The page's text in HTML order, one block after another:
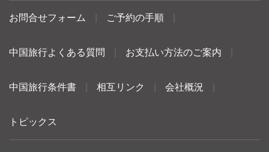
お問合せフォーム ご予約の手順
中国旅行よくある質問 お支払い方法のご案内
中国旅行条件書 相互リンク 会社概況
トピックス